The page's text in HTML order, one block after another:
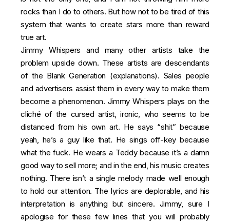
rocks than I do to others. But how not to be tired of this
system that wants to create stars more than reward
true art.
Jimmy Whispers and many other artists take the
problem upside down. These artists are descendants
of the Blank Generation (explanations). Sales people
and advertisers assist them in every way to make them
become a phenomenon. Jimmy Whispers plays on the
cliché of the cursed artist, ironic, who seems to be
distanced from his own art. He says “shit” because
yeah, he’s a guy like that. He sings off-key because
what the fuck. He wears a Teddy because it’s a damn
good way to sell more; and in the end, his music creates
nothing. There isn’t a single melody made well enough
to hold our attention. The lyrics are deplorable, and his
interpretation is anything but sincere. Jimmy, sure I
apologise for these few lines that you will probably